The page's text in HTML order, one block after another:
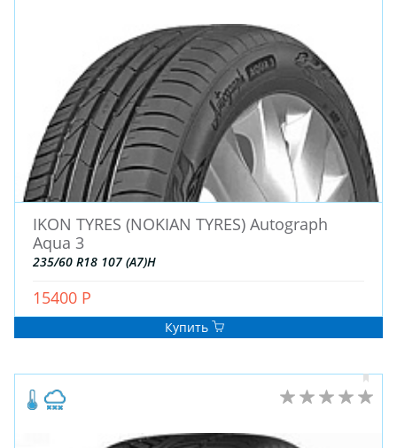
IKON TYRES (NOKIAN TYRES) Autograph
Aqua 3
235/60 R18 107 (A7)H
15400 Р
Купить